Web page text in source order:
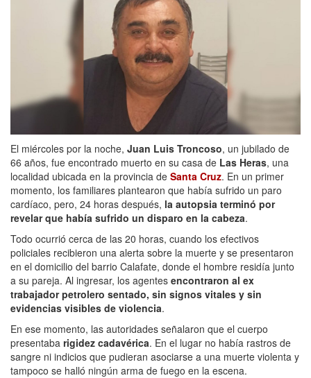
El miércoles por la noche, Juan Luis Troncoso, un jubilado de
66 años, fue encontrado muerto en su casa de Las Heras, una
localidad ubicada en la provincia de Santa Cruz. En un primer
momento, los familiares plantearon que había sufrido un paro
cardíaco, pero, 24 horas después, la autopsia terminó por
revelar que había sufrido un disparo en la cabeza.
Todo ocurrió cerca de las 20 horas, cuando los efectivos
policiales recibieron una alerta sobre la muerte y se presentaron
en el domicilio del barrio Calafate, donde el hombre residía junto
a su pareja. Al ingresar, los agentes encontraron al ex
trabajador petrolero sentado, sin signos vitales y sin
evidencias visibles de violencia.
En ese momento, las autoridades señalaron que el cuerpo
presentaba rigidez cadavérica. En el lugar no había rastros de
sangre ni indicios que pudieran asociarse a una muerte violenta y
tampoco se halló ningún arma de fuego en la escena.